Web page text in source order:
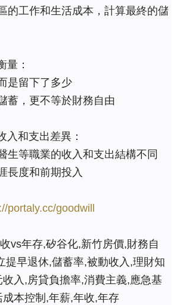
的工作和生活成本，計算最終的儲
量：
是留下了多少
蓄，更不等於財務自由
入和支出差異：
生等職業的收入和支出結構不同
長度和前期投入
portaly.cc/goodwill
vs年存,矽谷化,新竹房價,財務自
提早退休,儲蓄率,被動收入,理財知
入,房貸負擔率,消費主義,應急基
本控制,年薪,年收,年存